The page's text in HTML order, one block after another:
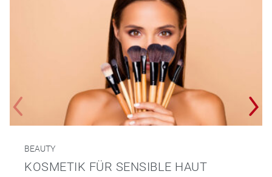
BEAUTY
KOSMETIK FÜR SENSIBLE HAUT